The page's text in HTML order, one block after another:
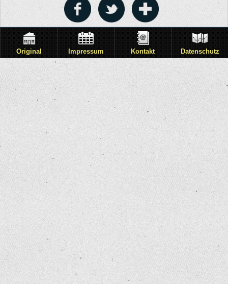
Original Impressum Kontakt Datenschutz